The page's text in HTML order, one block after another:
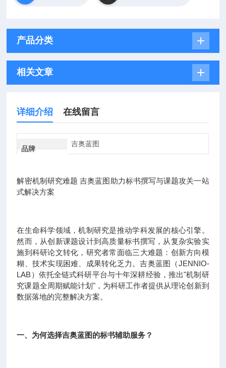
产品分类
相关文章
详细介绍 在线留言
品牌
吉奥蓝图
解密机制研究难题 吉奥蓝图助力标书撰写与课题攻关一站
式解决方案
在生命科学领域，机制研究是推动学科发展的核心引擎。
然而，从创新课题设计到高质量标书撰写，从复杂实验实
施到科研论文转化，研究者常面临三大难题：创新方向模
糊、技术实现困难、成果转化乏力。吉奥蓝图（JENNIO-
LAB）依托全链式科研平台与十年深耕经验，推出"机制研
究课题全周期赋能计划"，为科研工作者提供从理论创新到
数据落地的完整解决方案。
一、为何选择吉奥蓝图的标书辅助服务？